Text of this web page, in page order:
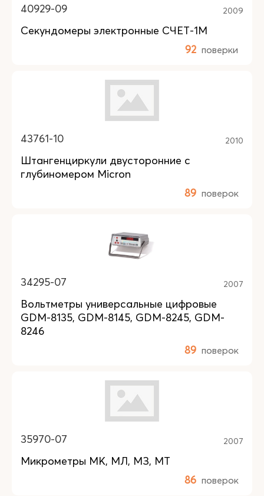
40929-09 2009
Секундомеры электронные СЧЕТ-1М
92 поверки
43761-10 2010
Штангенциркули двусторонние с
глубиномером Micron
89 поверок
34295-07 2007
Вольтметры универсальные цифровые
GDM-8135, GDM-8145, GDM-8245, GDM-
8246
89 поверок
35970-07 2007
Микрометры МК, МЛ, МЗ, МТ
86 поверок